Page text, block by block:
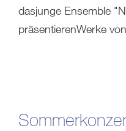
dasjunge Ensemble
präsentierenWerke